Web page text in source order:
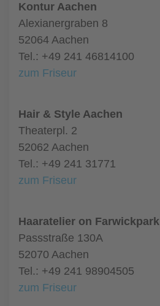
Kontur Aachen
Alexianergraben 8
52064 Aachen
Tel.: +49 241 46814100
zum Friseur
Hair & Style Aachen
Theaterpl. 2
52062 Aachen
Tel.: +49 241 31771
zum Friseur
Haaratelier on Farwickpark
Passstraße 130A
52070 Aachen
Tel.: +49 241 98904505
zum Friseur